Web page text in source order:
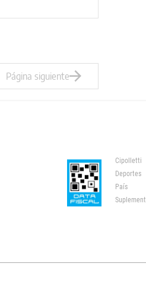
Página siguiente
Cipolletti
Deportes
País